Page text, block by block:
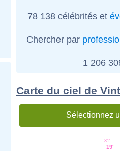
78 138 célébrités et
Chercher par
1 206
Carte du ciel de
Sélectionnez
19°
31'